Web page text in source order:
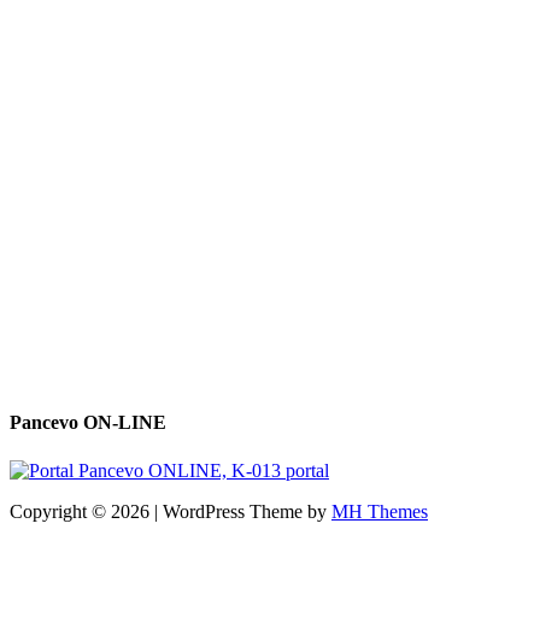
Pancevo ON-LINE
Copyright © 2026 | WordPress Theme by MH Themes